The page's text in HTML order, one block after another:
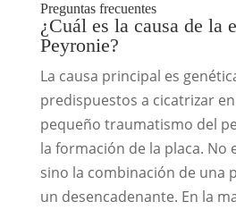
Preguntas frecuentes
¿Cuál es la causa de la
Peyronie?
La causa principal es
predispuestos a cicatrizar
pequeño traumatismo del
la formación de la placa. No
sino la combinación de una
un desencadenante. En la